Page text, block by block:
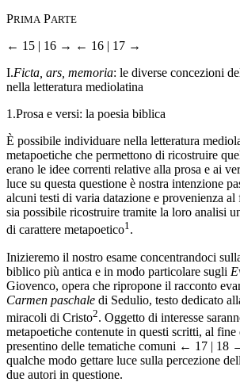
PRIMA PARTE
← 15 | 16 → ← 16 | 17 →
I.Ficta, ars, memoria: le diverse concezioni
nella letteratura mediolatina
1.Prosa e versi: la poesia biblica
È possibile individuare nella letteratura
metapoetiche che permettono di ricostruire
erano le idee correnti relative alla prosa e ai
luce su questa questione è nostra intenzione
alcuni testi di varia datazione e provenienza
sia possibile ricostruire tramite la loro analisi
di carattere metapoetico1.
Inizieremo il nostro esame concentrandoci
biblico più antica e in modo particolare sugli
Giovenco, opera che ripropone il racconto
Carmen paschale di Sedulio, testo dedicato
miracoli di Cristo2. Oggetto di interesse
metapoetiche contenute in questi scritti, al fine
presentino delle tematiche comuni ← 17 | 18
qualche modo gettare luce sulla percezione
due autori in questione.